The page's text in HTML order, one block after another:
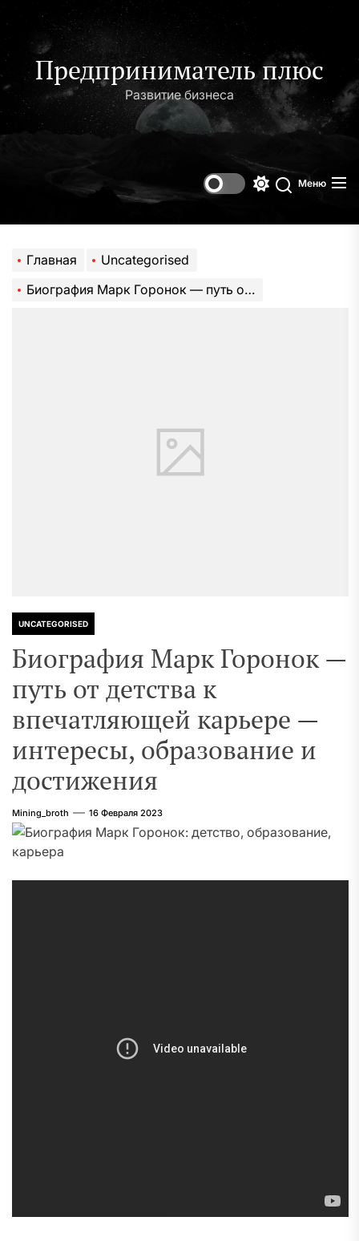
содержимому
Предприниматель плюс
Развитие бизнеса
Поиск
Меню
Главная
Uncategorised
Биография Марк Горонок — путь от детства к впечатляющей карьере — интересы, образование и достижения
UNCATEGORISED
Биография Марк Горонок —
путь от детства к
впечатляющей карьере —
интересы, образование и
достижения
Mining_broth 16 Февраля 2023